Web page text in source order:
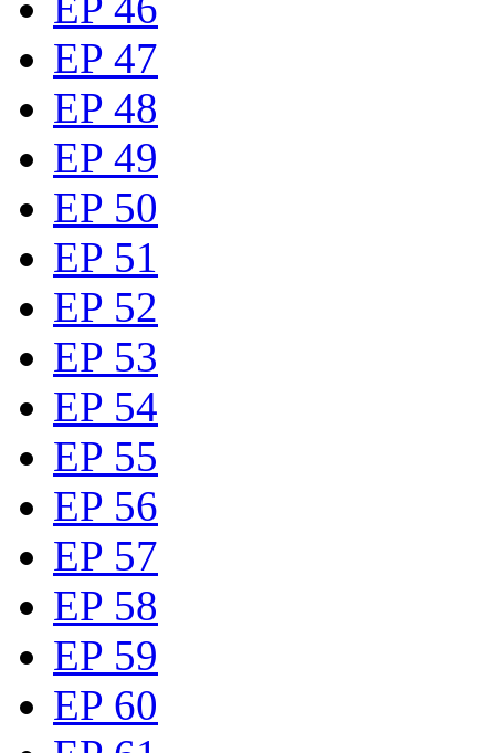
EP 47
EP 48
EP 49
EP 50
EP 51
EP 52
EP 53
EP 54
EP 55
EP 56
EP 57
EP 58
EP 59
EP 60